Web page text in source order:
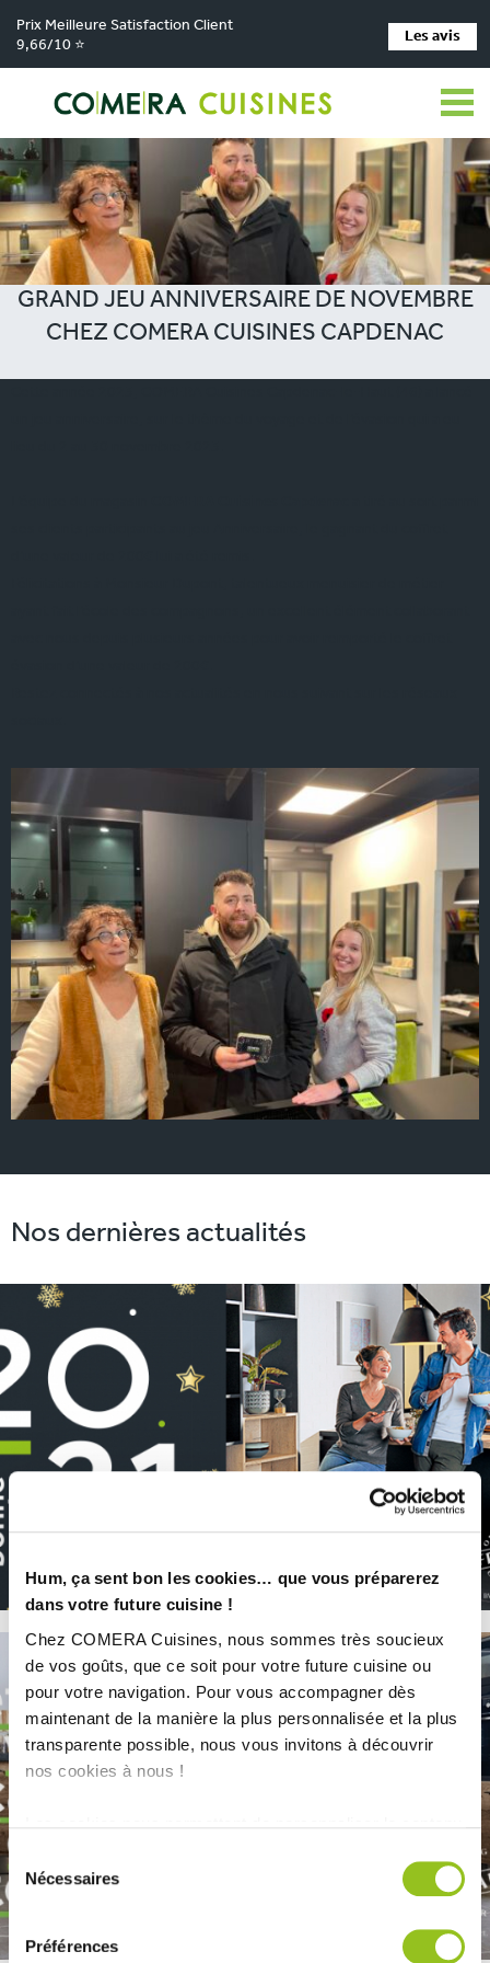
Hum, ça sent bon les cookies… que vous préparerez
dans votre future cuisine !
Chez COMERA Cuisines, nous sommes très soucieux
de vos goûts, que ce soit pour votre future cuisine ou
pour votre navigation. Pour vous accompagner dès
maintenant de la manière la plus personnalisée et la plus
transparente possible, nous vous invitons à découvrir
nos cookies à nous !
médias sociaux et d'analyser notre trafic. Nous
partageons également des informations sur l'utilisation de
notre site avec nos partenaires de médias sociaux, de
publicité et d'analyse, qui peuvent combiner celles-ci
Sélection
du
consentement
Nécessaires
Préférences
Prix Meilleure Satisfaction Client
9,66/10 ⭐
Les avis
COMERA Cuisines Actu Nos magasins de cuisine Grand jeu Anniversaire de
Novembre Chez COMERA Cuisines Capdenac
GRAND JEU ANNIVERSAIRE DE NOVEMBRE
CHEZ COMERA CUISINES CAPDENAC
Nos dernières actualités